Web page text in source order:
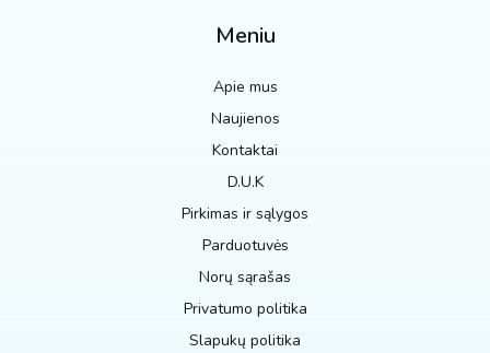
Meniu
Apie mus
Naujienos
Kontaktai
D.U.K
Pirkimas ir sąlygos
Parduotuvės
Norų sąrašas
Privatumo politika
Slapukų politika